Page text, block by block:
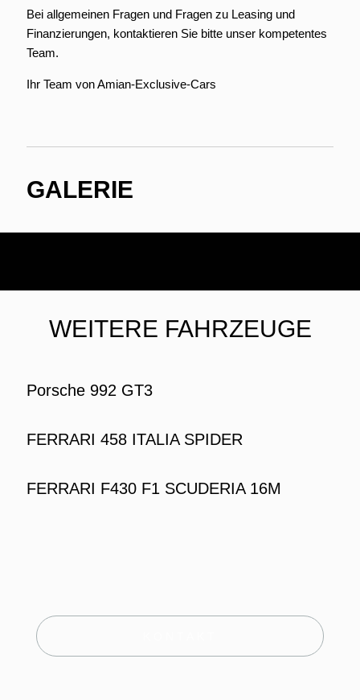
Bei allgemeinen Fragen und Fragen zu Leasing und
Finanzierungen, kontaktieren Sie bitte unser kompetentes
Team.
Ihr Team von Amian-Exclusive-Cars
GALERIE
WEITERE FAHRZEUGE
Porsche 992 GT3
FERRARI 458 ITALIA SPIDER
FERRARI F430 F1 SCUDERIA 16M